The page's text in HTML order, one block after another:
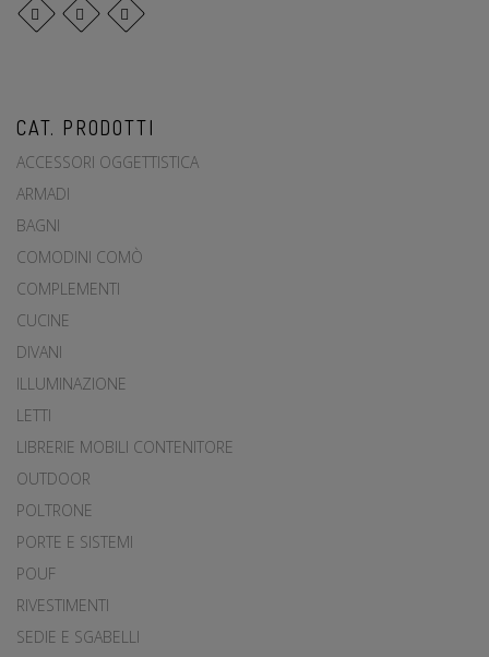
CAT. PRODOTTI
ACCESSORI OGGETTISTICA
ARMADI
BAGNI
COMODINI COMÒ
COMPLEMENTI
CUCINE
DIVANI
ILLUMINAZIONE
LETTI
LIBRERIE MOBILI CONTENITORE
OUTDOOR
POLTRONE
PORTE E SISTEMI
POUF
RIVESTIMENTI
SEDIE E SGABELLI